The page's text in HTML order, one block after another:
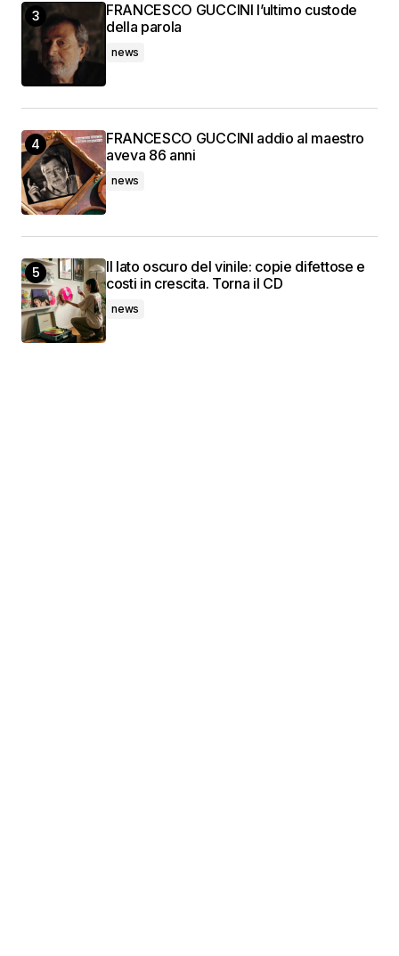
FRANCESCO GUCCINI l’ultimo custode
della parola
news
FRANCESCO GUCCINI addio al maestro
aveva 86 anni
news
Il lato oscuro del vinile: copie difettose e
costi in crescita. Torna il CD
news